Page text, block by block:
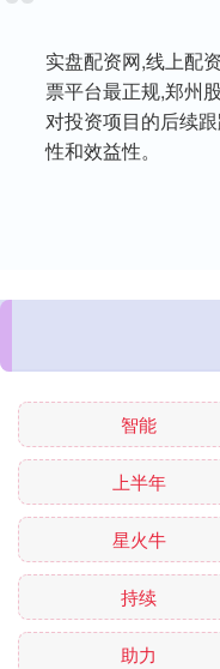
实盘配资网,线上配
票平台最正规,郑州
对投资项目的后续
性和效益性。
智能
上半年
星火牛
持续
助力